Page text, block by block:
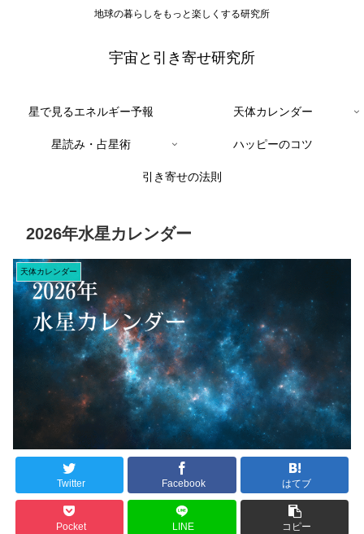
地球の暮らしをもっと楽しくする研究所
宇宙と引き寄せ研究所
星で見るエネルギー予報 天体カレンダー
星読み・占星術 ハッピーのコツ
引き寄せの法則
2026年水星カレンダー
天体カレンダー
Twitter Facebook はてブ
Pocket LINE コピー